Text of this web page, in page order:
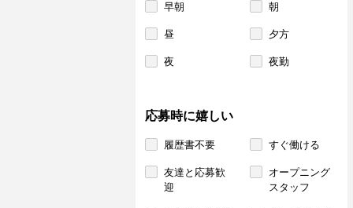
早朝 朝
昼 夕方
夜 夜勤
応募時に嬉しい
履歴書不要 すぐ働ける
友達と応募歓
迎
オープニング
スタッフ